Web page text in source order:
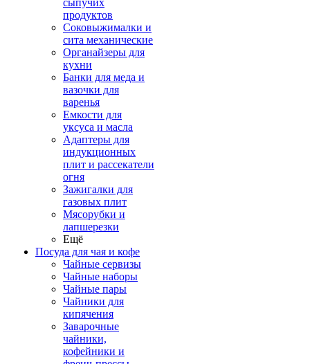
сыпучих
продуктов
Соковыжималки и
сита механические
Органайзеры для
кухни
Банки для меда и
вазочки для
варенья
Емкости для
уксуса и масла
Адаптеры для
индукционных
плит и рассекатели
огня
Зажигалки для
газовых плит
Мясорубки и
лапшерезки
Ещё
Посуда для чая и кофе
Чайные сервизы
Чайные наборы
Чайные пары
Чайники для
кипячения
Заварочные
чайники,
кофейники и